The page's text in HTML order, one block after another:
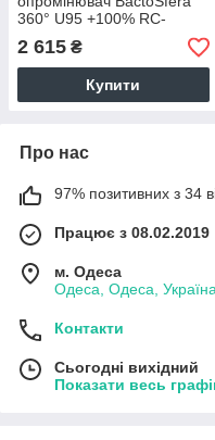
360° U95 +100% RC-
TIMER White
2 615 ₴
Купити
Про нас
97% позитивних з 34
Працює з 08.02.2019
м. Одеса
Одеса, Одеса,
Контакти
Сьогодні вихідний
Показати весь